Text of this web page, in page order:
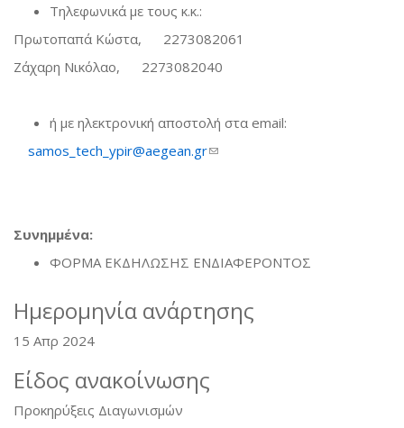
Τηλεφωνικά με τους κ.κ.:
Πρωτοπαπά Κώστα, 2273082061
Ζάχαρη Νικόλαο, 2273082040
ή με ηλεκτρονική αποστολή στα email:
samos_tech_ypir@aegean.gr(link sends e-mail)
Συνημμένα:
ΦΟΡΜΑ ΕΚΔΗΛΩΣΗΣ ΕΝΔΙΑΦΕΡΟΝΤΟΣ
Ημερομηνία ανάρτησης
15 Απρ 2024
Είδος ανακοίνωσης
Προκηρύξεις Διαγωνισμών